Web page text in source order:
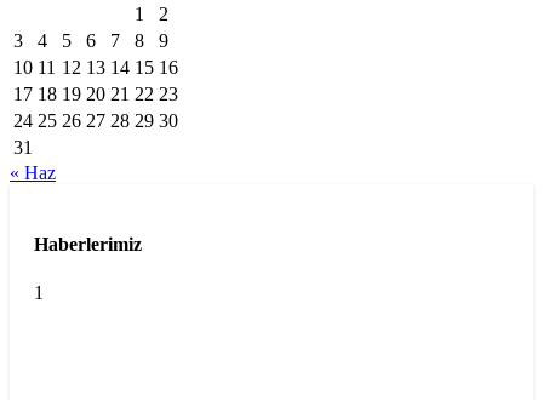
1
2
3
4 5 6 7 8
9
10 11 12 13 14 15 16
17 18 19 20 21 22 23
24 25 26 27 28 29 30
31
« Haz
Haberlerimiz
1